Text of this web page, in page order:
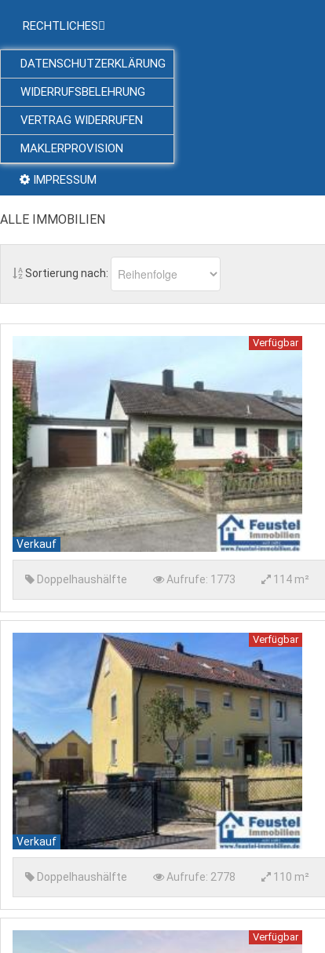
RECHTLICHES
DATENSCHUTZERKLÄRUNG
WIDERRUFSBELEHRUNG
VERTRAG WIDERRUFEN
MAKLERPROVISION
IMPRESSUM
ALLE IMMOBILIEN
Sortierung nach:
Verfügbar
Verkauf
Doppelhaushälfte Aufrufe: 1773 114 m²
Verfügbar
Verkauf
Doppelhaushälfte Aufrufe: 2778 110 m²
Verfügbar